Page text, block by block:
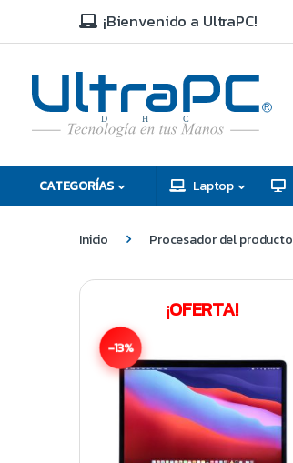
¡Bienvenido a UltraPC!
C
H
D
R
CATEGORÍAS Laptop
Inicio Procesador del producto
¡OFERTA!
-13%